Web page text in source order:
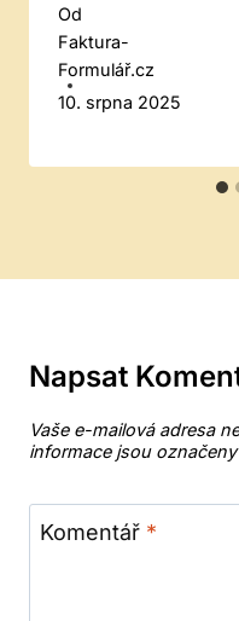
Od
Faktura-
Formulář.cz
10. srpna 2025
Napsat
Vaše e-mailová adresa
informace jsou označeny
Komentář *